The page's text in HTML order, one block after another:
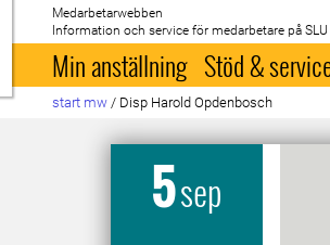
Till startsida
Medarbetarwebben
Information och service för medarbetare på SLU
Min anställning Stöd &
start mw / Disp Harold Opdenbosch
5sep